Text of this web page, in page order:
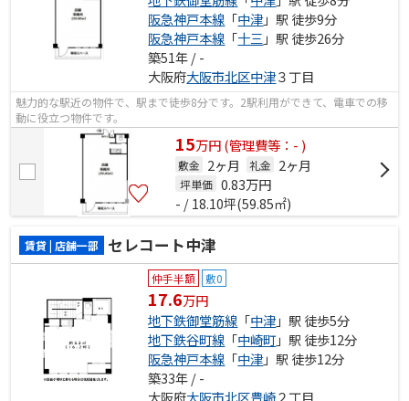
阪急神戸本線 「中津」駅 徒歩9分
阪急神戸本線 「十三」駅 徒歩26分
築51年 / -
大阪府大阪市北区中津３丁目
魅力的な駅近の物件で、駅まで徒歩8分です。2駅利用ができて、電車での移
動に役立つ物件です。
15万円(管理費等：- )
敷金 2ヶ月 礼金 2ヶ月
坪単価 0.83万円
- / 18.10坪(59.85㎡)
賃貸 | 店舗一部 セレコート中津
仲手半額 敷0
17.6万円
地下鉄御堂筋線 「中津」駅 徒歩5分
地下鉄谷町線 「中崎町」駅 徒歩12分
阪急神戸本線 「中津」駅 徒歩12分
築33年 / -
大阪府大阪市北区豊崎２丁目